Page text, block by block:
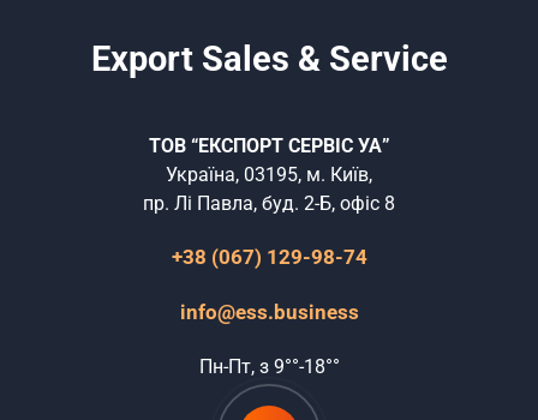
Export Sales & Service
ТОВ “ЕКСПОРТ СЕРВІС УА”
Україна, 03195, м. Київ,
пр. Лі Павла, буд. 2-Б, офіс 8
+38 (067) 129-98-74
info@ess.business
Пн-Пт, з 9°°-18°°